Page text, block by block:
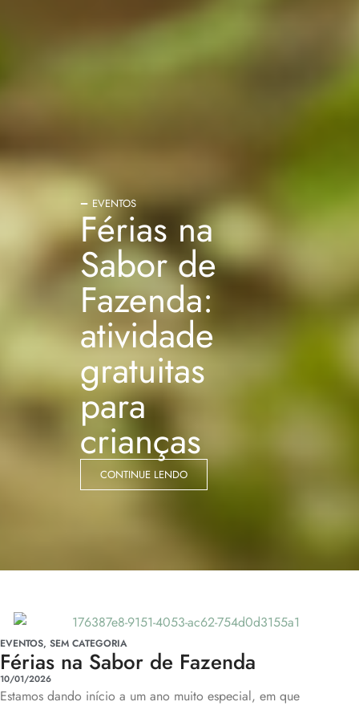
EVENTOS
Férias na
Sabor de
Fazenda:
atividade
gratuitas
para
crianças
CONTINUE LENDO
EVENTOS, SEM CATEGORIA
Férias na Sabor de Fazenda
10/01/2026
Estamos dando início a um ano muito especial, em que